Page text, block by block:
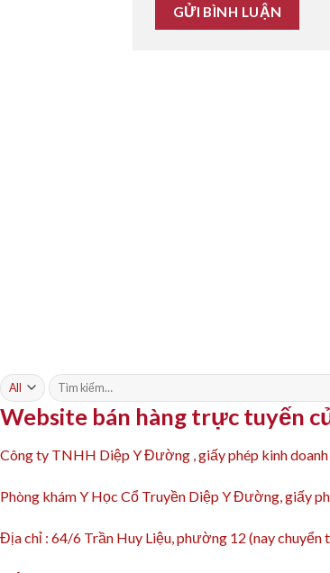
Tìm
kiếm:
Website bán hàng trực tuyến
Công ty TNHH Diệp Y Đường , giấy phép kinh
Phòng khám Y Học Cổ Truyền Diệp Y Đường, giấy
Địa chỉ : 64/6 Trần Huy Liệu, phường 12 (nay